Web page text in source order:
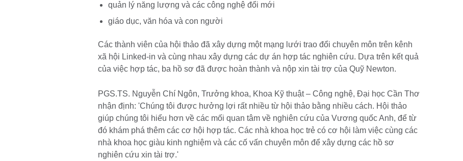
quản lý năng lượng và các công nghệ đổi mới
giáo dục, văn hóa và con người
Các thành viên của hội thảo đã xây dựng một mạng lưới trao đổi chuyên môn trên kênh
xã hội Linked-in và cùng nhau xây dựng các dự án hợp tác nghiên cứu. Dựa trên kết quả
của việc hợp tác, ba hồ sơ đã được hoàn thành và nộp xin tài trợ của Quỹ Newton.
PGS.TS. Nguyễn Chí Ngôn, Trưởng khoa, Khoa Kỹ thuật – Công nghệ, Đại học Cần Thơ
nhận định: 'Chúng tôi được hưởng lợi rất nhiều từ hội thảo bằng nhiều cách. Hội thảo
giúp chúng tôi hiểu hơn về các mối quan tâm về nghiên cứu của Vương quốc Anh, để từ
đó khám phá thêm các cơ hội hợp tác. Các nhà khoa học trẻ có cơ hội làm việc cùng các
nhà khoa học giàu kinh nghiệm và các cố vấn chuyên môn để xây dựng các hồ sơ
nghiên cứu xin tài trợ.'